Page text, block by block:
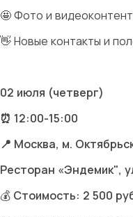
🤩 Фото и видеоконтент
👋 Новые контакты и
02 июля (четверг)
⏰ 12:00-15:00
📍 Москва, м.
Ресторан «Эндемик",
💰 Стоимость: 2 500